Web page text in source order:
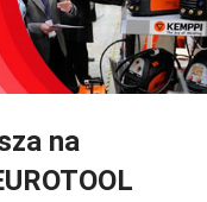
na